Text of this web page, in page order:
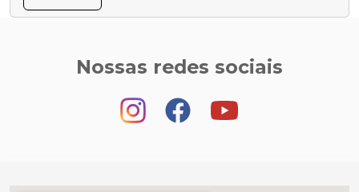
Nossas redes sociais